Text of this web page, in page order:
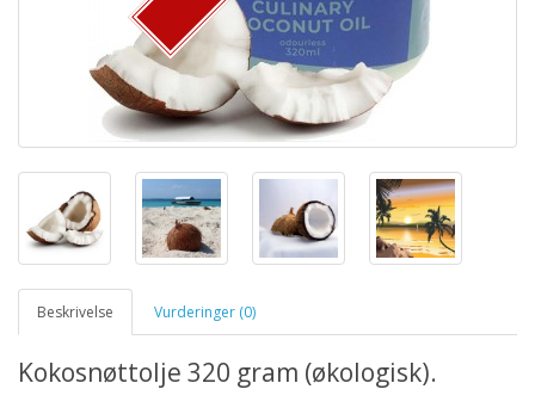
Beskrivelse Vurderinger (0)
Kokosnøttolje 320 gram (økologisk).